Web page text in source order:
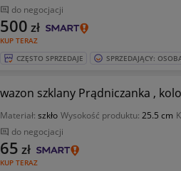
do negocjacji
KUP TERAZ
500 zł
CZĘSTO SPRZEDAJE SPRZEDAJĄCY:
Materiał: szkło Wysokość produktu: 25.5 cm
do negocjacji
KUP TERAZ
65 zł